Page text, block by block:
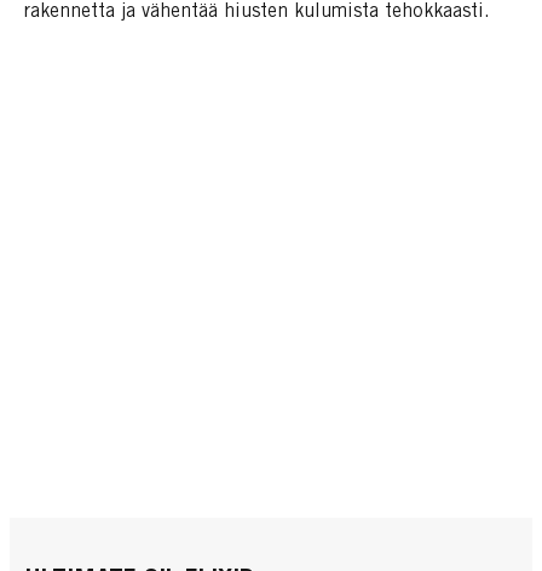
rakennetta ja vähentää hiusten kulumista tehokkaasti.